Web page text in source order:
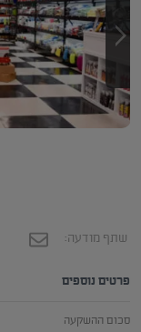
שתף מודעה:
פרטים נוספים
סכום ההשקעה